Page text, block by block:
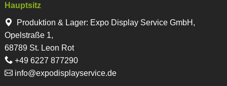
Hauptsitz
Produktion & Lager: Expo Display Service GmbH,
Opelstraße 1,
68789 St. Leon Rot
+49 6227 877290
info@expodisplayservice.de